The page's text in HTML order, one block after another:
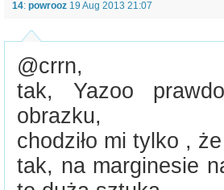
14: powrooz 19 Aug 2013 21:07
@crrn,
tak, Yazoo
obrazku,
chodziło mi tylko ,
tak, na marginesie